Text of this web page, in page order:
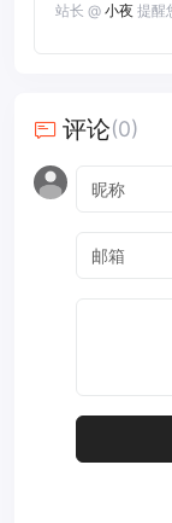
站长 @ 小夜 提醒
评论(0)